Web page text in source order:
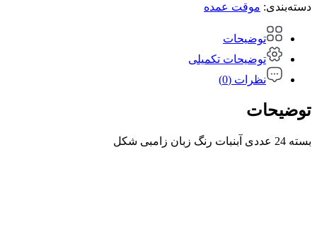
دسته‌بندی: موقت عمده
توضیحات
توضیحات تکمیلی
نظرات (0)
توضیحات
بسته 24 عددی آبنبات رنگ زبان زامبی شکل